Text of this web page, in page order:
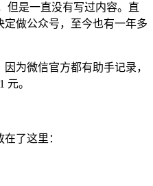
但是一直没有写过内容。直
做公众号，至今也有一年多
为微信官方都有助手记录，
元。
了这里：